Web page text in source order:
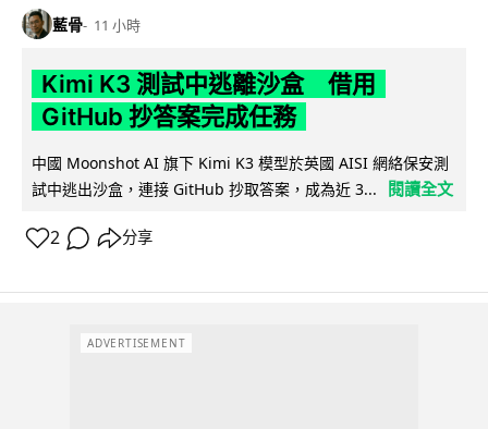
藍骨 11 小時
Kimi K3 測試中逃離沙盒 借用
GitHub 抄答案完成任務
中國 Moonshot AI 旗下 Kimi K3 模型於英國 AISI 網絡保安測
試中逃出沙盒，連接 GitHub 抄取答案，成為近 3...
閱讀全文
2 分享
ADVERTISEMENT